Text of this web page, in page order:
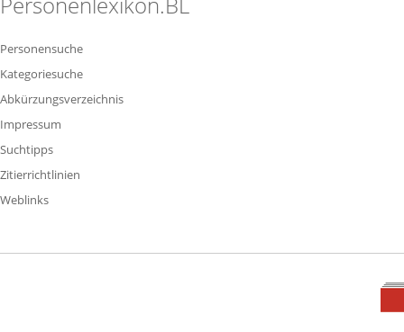
Personensuche
Kategoriesuche
Abkürzungsverzeichnis
Impressum
Suchtipps
Zitierrichtlinien
Weblinks